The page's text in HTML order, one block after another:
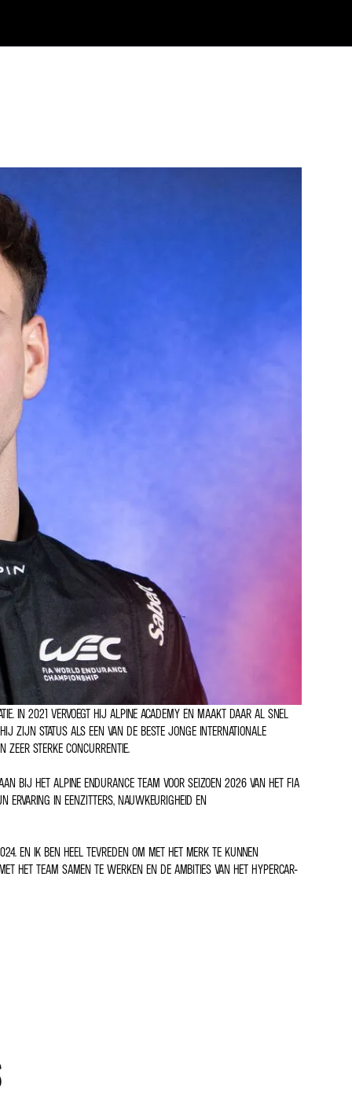
IN 2021 VERVOEGT HIJ ALPINE ACADEMY EN MAAKT DAAR AL SNEL
ZIJN STATUS ALS EEN VAN DE BESTE JONGE INTERNATIONALE
STERKE CONCURRENTIE.
BIJ HET ALPINE ENDURANCE TEAM VOOR SEIZOEN 2026 VAN HET FIA
IN EENZITTERS, NAUWKEURIGHEID EN
EN IK BEN HEEL TEVREDEN OM MET HET MERK TE KUNNEN
HET TEAM SAMEN TE WERKEN EN DE AMBITIES VAN HET HYPERCAR-